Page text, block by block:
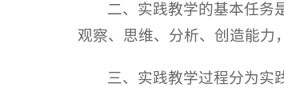
二、实践教学的基本任务
观察、思维、分析、创造能力
三、实践教学过程分为实